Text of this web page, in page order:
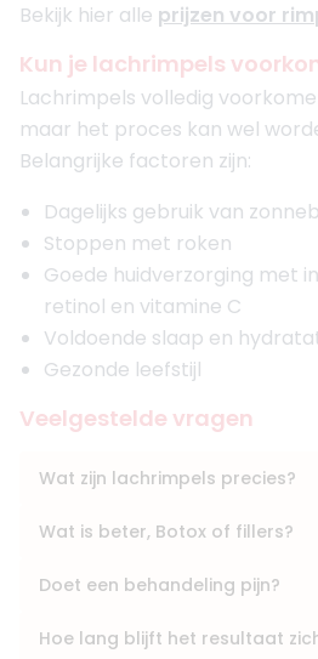
Bekijk hier alle prijzen voor
Kun je lachrimpels
Lachrimpels volledig
maar het proces kan wel
Belangrijke factoren zijn:
Dagelijks gebruik van
Stoppen met roken
Goede huidverzorging met
retinol en vitamine C
Voldoende slaap en
Gezonde leefstijl
Veelgestelde vragen
Wat zijn lachrimpels precies?
Wat is beter, Botox of fillers?
Doet een behandeling pijn?
Hoe lang blijft het resultaat